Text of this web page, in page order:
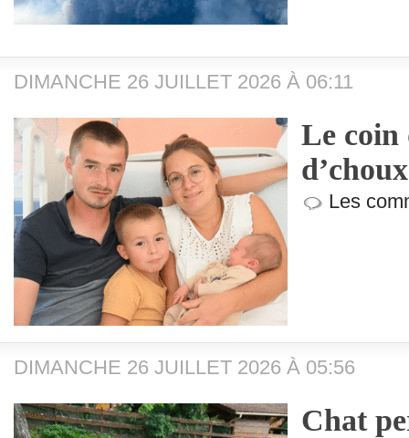
DIMANCHE 26 JUILLET 2026 À 06:11
Le coin
Les
DIMANCHE 26 JUILLET 2026 À 05:56
Chat